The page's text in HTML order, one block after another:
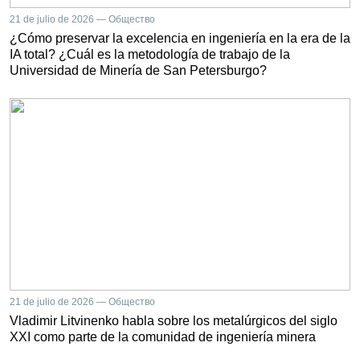
21 de julio de 2026 — Общество
¿Cómo preservar la excelencia en ingeniería en la era de la
IA total? ¿Cuál es la metodología de trabajo de la
Universidad de Minería de San Petersburgo?
21 de julio de 2026 — Общество
Vladimir Litvinenko habla sobre los metalúrgicos del siglo
XXI como parte de la comunidad de ingeniería minera